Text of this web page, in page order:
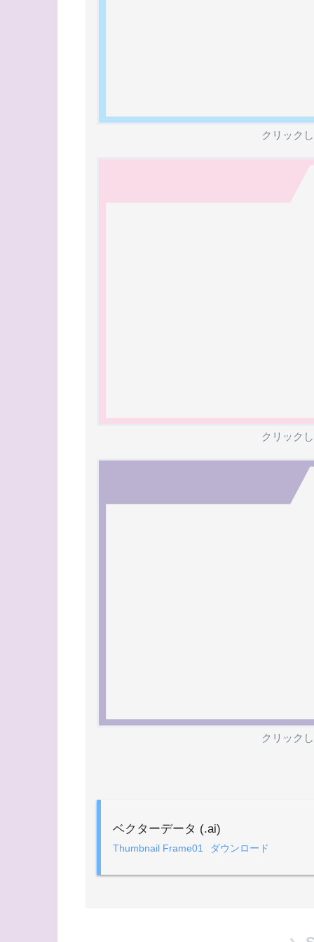
クリック
クリック
クリック
ベクターデータ (.ai)
Thumbnail Frame01 ダウンロード